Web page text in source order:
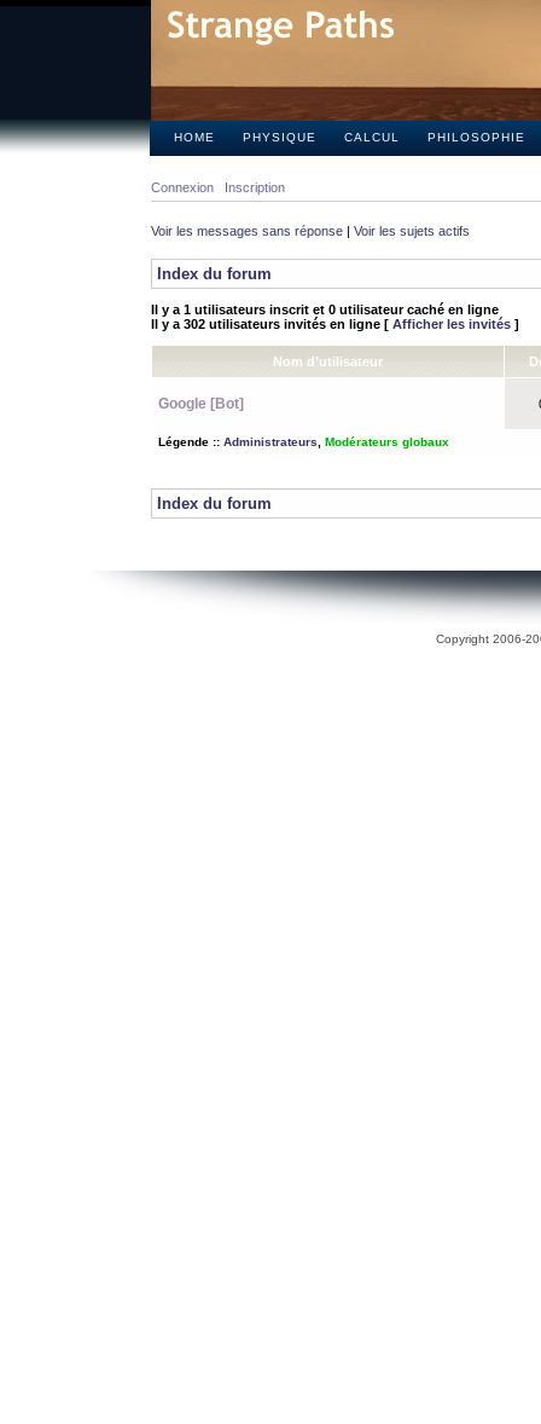
HOME PHYSIQUE CALCUL PHILOSOPHIE
Connexion Inscription
Voir les messages sans réponse | Voir les sujets actifs
Index du forum
Il y a 1 utilisateurs inscrit et 0 utilisateur caché en ligne
Il y a 302 utilisateurs invités en ligne [ Afficher les invités ]
Nom d’utilisateur
Google [Bot]
Légende :: Administrateurs Modérateurs globaux
Index du forum
Copyright 2006-